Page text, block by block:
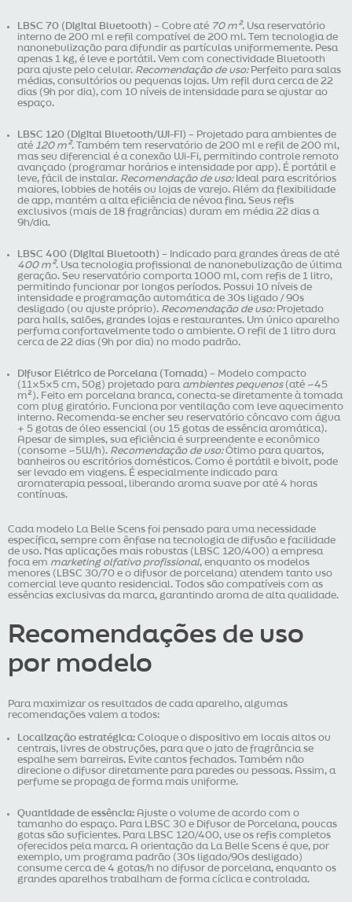
LBSC 70 (Digital Bluetooth) – Cobre até 70 m². Usa reservatório
interno de 200 ml e refil compatível de 200 ml. Tem tecnologia de
nanonebulização para difundir as partículas uniformemente. Pesa
apenas 1 kg, é leve e portátil. Vem com conectividade Bluetooth
para ajuste pelo celular. Recomendação de uso:Perfeito para salas
médias, consultórios ou pequenas lojas. Um refil dura cerca de 22
dias (9h por dia), com 10 níveis de intensidade para se ajustar ao
espaço.
LBSC 120 (Digital Bluetooth/Wi-Fi) – Projetado para ambientes de
até 120 m². Também tem reservatório de 200 ml e refil de 200 ml,
mas seu diferencial é a conexão Wi-Fi, permitindo controle remoto
avançado (programar horários e intensidade por app). É portátil e
leve, fácil de instalar. Recomendação de uso:Ideal para escritórios
maiores, lobbies de hotéis ou lojas de varejo. Além da flexibilidade
de app, mantém a alta eficiência de névoa fina. Seus refis
exclusivos (mais de 18 fragrâncias) duram em média 22 dias a
9h/dia.
LBSC 400 (Digital Bluetooth) – Indicado para grandes áreas de até
400 m². Usa tecnologia profissional de nanonebulização de última
geração. Seu reservatório comporta 1000 ml, com refis de 1 litro,
permitindo funcionar por longos períodos. Possui 10 níveis de
intensidade e programação automática de 30s ligado / 90s
desligado (ou ajuste próprio). Recomendação de uso:Projetado
para halls, salões, grandes lojas e restaurantes. Um único aparelho
perfuma confortavelmente todo o ambiente. O refil de 1 litro dura
cerca de 22 dias (9h por dia) no modo padrão.
Difusor Elétrico de Porcelana (Tomada) – Modelo compacto
(11×5×5 cm, 50g) projetado para ambientes pequenos(até ~45
m²). Feito em porcelana branca, conecta-se diretamente à tomada
com plug giratório. Funciona por ventilação com leve aquecimento
interno. Recomenda-se encher seu reservatório côncavo com água
+ 5 gotas de óleo essencial (ou 15 gotas de essência aromática).
Apesar de simples, sua eficiência é surpreendente e econômico
(consome ~5W/h). Recomendação de uso:Ótimo para quartos,
banheiros ou escritórios domésticos. Como é portátil e bivolt, pode
ser levado em viagens. É especialmente indicado para
aromaterapia pessoal, liberando aroma suave por até 4 horas
contínuas.
Cada modelo La Belle Scens foi pensado para uma necessidade
específica, sempre com ênfase na tecnologia de difusão e facilidade
de uso. Nas aplicações mais robustas (LBSC 120/400) a empresa
foca em marketing olfativo profissional, enquanto os modelos
menores (LBSC 30/70 e o difusor de porcelana) atendem tanto uso
comercial leve quanto residencial. Todos são compatíveis com as
essências exclusivas da marca, garantindo aroma de alta qualidade.
Recomendações de uso
por modelo
Para maximizar os resultados de cada aparelho, algumas
recomendações valem a todos:
Localização estratégica: Coloque o dispositivo em locais altos ou
centrais, livres de obstruções, para que o jato de fragrância se
espalhe sem barreiras. Evite cantos fechados. Também não
direcione o difusor diretamente para paredes ou pessoas. Assim, a
perfume se propaga de forma mais uniforme.
Quantidade de essência: Ajuste o volume de acordo com o
tamanho do espaço. Para LBSC 30 e Difusor de Porcelana, poucas
gotas são suficientes. Para LBSC 120/400, use os refis completos
oferecidos pela marca. A orientação da La Belle Scens é que, por
exemplo, um programa padrão (30s ligado/90s desligado)
consume cerca de 4 gotas/h no difusor de porcelana, enquanto os
grandes aparelhos trabalham de forma cíclica e controlada.